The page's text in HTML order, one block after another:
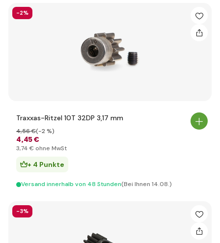
-2%
Traxxas-Ritzel 10T 32DP 3,17 mm
4,45 €
4,56 €(-2 %)
3,74 € ohne MwSt
+ 4 Punkte
Versand innerhalb von 48 Stunden(Bei Ihnen 14.08.)
-3%